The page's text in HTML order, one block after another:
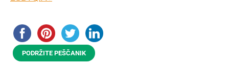
PODRŽITE PEŠČANIK